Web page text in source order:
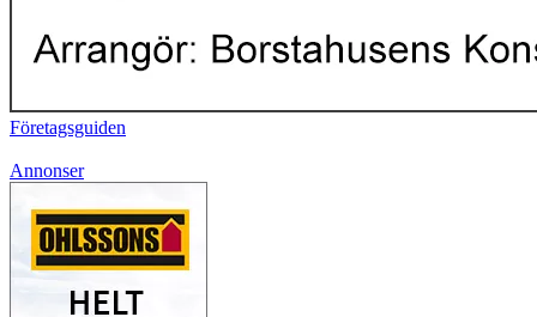
Företagsguiden
Annonser